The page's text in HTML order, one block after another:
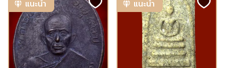
แนะนำ แนะนำ